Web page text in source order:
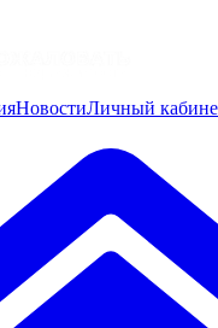
НовостиЛичный